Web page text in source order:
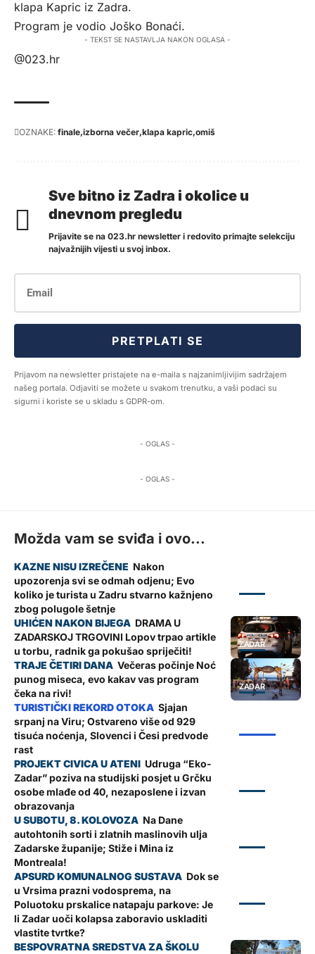
klapa Kapric iz Zadra.
Program je vodio Joško Bonaći.
- TEKST SE NASTAVLJA NAKON OGLASA -
@023.hr
OZNAKE: finale izborna večer klapa kapric omiš
Sve bitno iz Zadra i okolice u
dnevnom pregledu
Prijavite se na 023.hr newsletter i redovito primajte selekciju
najvažnijih vijesti u svoj inbox.
PRETPLATI SE
Prijavom na newsletter pristajete na e-maila s najzanimljivijim sadržajem
našeg portala. Odjaviti se možete u svakom trenutku, a vaši podaci su
sigurni i koriste se u skladu s GDPR-om.
- OGLAS -
- OGLAS -
Možda vam se sviđa i ovo...
Nakon
upozorenja svi se odmah odjenu; Evo
koliko je turista u Zadru stvarno kažnjeno
zbog polugole šetnje
ZADAR
DRAMA U
ZADARSKOJ TRGOVINI Lopov trpao artikle
u torbu, radnik ga pokušao spriječiti!
ZADAR
Večeras počinje Noć
punog miseca, evo kakav vas program
čeka na rivi!
Sjajan
srpanj na Viru; Ostvareno više od 929
tisuća noćenja, Slovenci i Česi predvode
rast
Udruga “Eko-
Zadar” poziva na studijski posjet u Grčku
osobe mlađe od 40, nezaposlene i izvan
obrazovanja
Na Dane
autohtonih sorti i zlatnih maslinovih ulja
Zadarske županije; Stiže i Mina iz
Montreala!
Dok se
u Vrsima prazni vodosprema, na
Poluotoku prskalice natapaju parkove: Je
li Zadar uoči kolapsa zaboravio uskladiti
vlastite tvrtke?